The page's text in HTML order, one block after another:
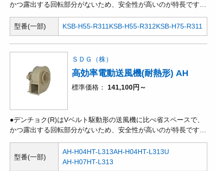
かつ露出する回転部分がないため、安全性が高いのが特長です。
め、効率も良く、騒音も低い値になります。風量、静圧とも高範
囲に使用できます。●風量が多く、選定範囲の広い多目的送風機
です。●電動機部とケーシング部が分離した構造で、軸受への水
分の浸入や粉じんの混入を防いでいます。●標準塗装色マンセル
2.5Y6/2。
型番(一部) KSB-H55-R311 KSB-H55-R312KSB-H75-R311
ＳＤＧ（株）
高効率電動送風機(耐熱形) AH
標準価格 141,100円～
●デンチョク(R)はVベルト駆動形の送風機に比べ省スペースで、
かつ露出する回転部分がないため、安全性が高いのが特長です。
しているため、最も効率が良く、特に騒音は大幅に低くなりま
す。●時代の要求に合わせた送風機です。同性能のターボ型送風
型番(一部)
AH-H04HT-L313AH-H04HT-L313U
AH-H07HT-L313